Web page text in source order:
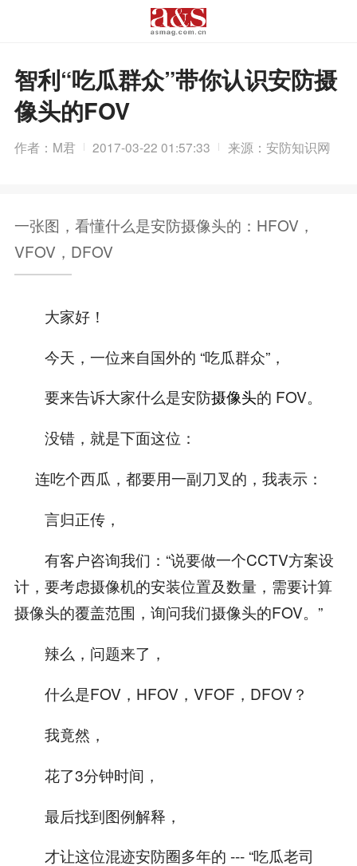
智利“吃瓜群众”带你认识安防摄
像头的FOV
作者：M君 2017-03-22 01:57:33 来源：安防知识网
一张图，看懂什么是安防摄像头的：HFOV，
VFOV，DFOV
大家好！
今天，一位来自国外的 “吃瓜群众”，
要来告诉大家什么是安防摄像头的 FOV。
没错，就是下面这位：
连吃个西瓜，都要用一副刀叉的，我表示：
言归正传，
有客户咨询我们：“说要做一个CCTV方案设
计，要考虑摄像机的安装位置及数量，需要计算
摄像头的覆盖范围，询问我们摄像头的FOV。”
辣么，问题来了，
什么是FOV，HFOV，VFOF，DFOV？
我竟然，
花了3分钟时间，
最后找到图例解释，
才让这位混迹安防圈多年的 --- “吃瓜老司